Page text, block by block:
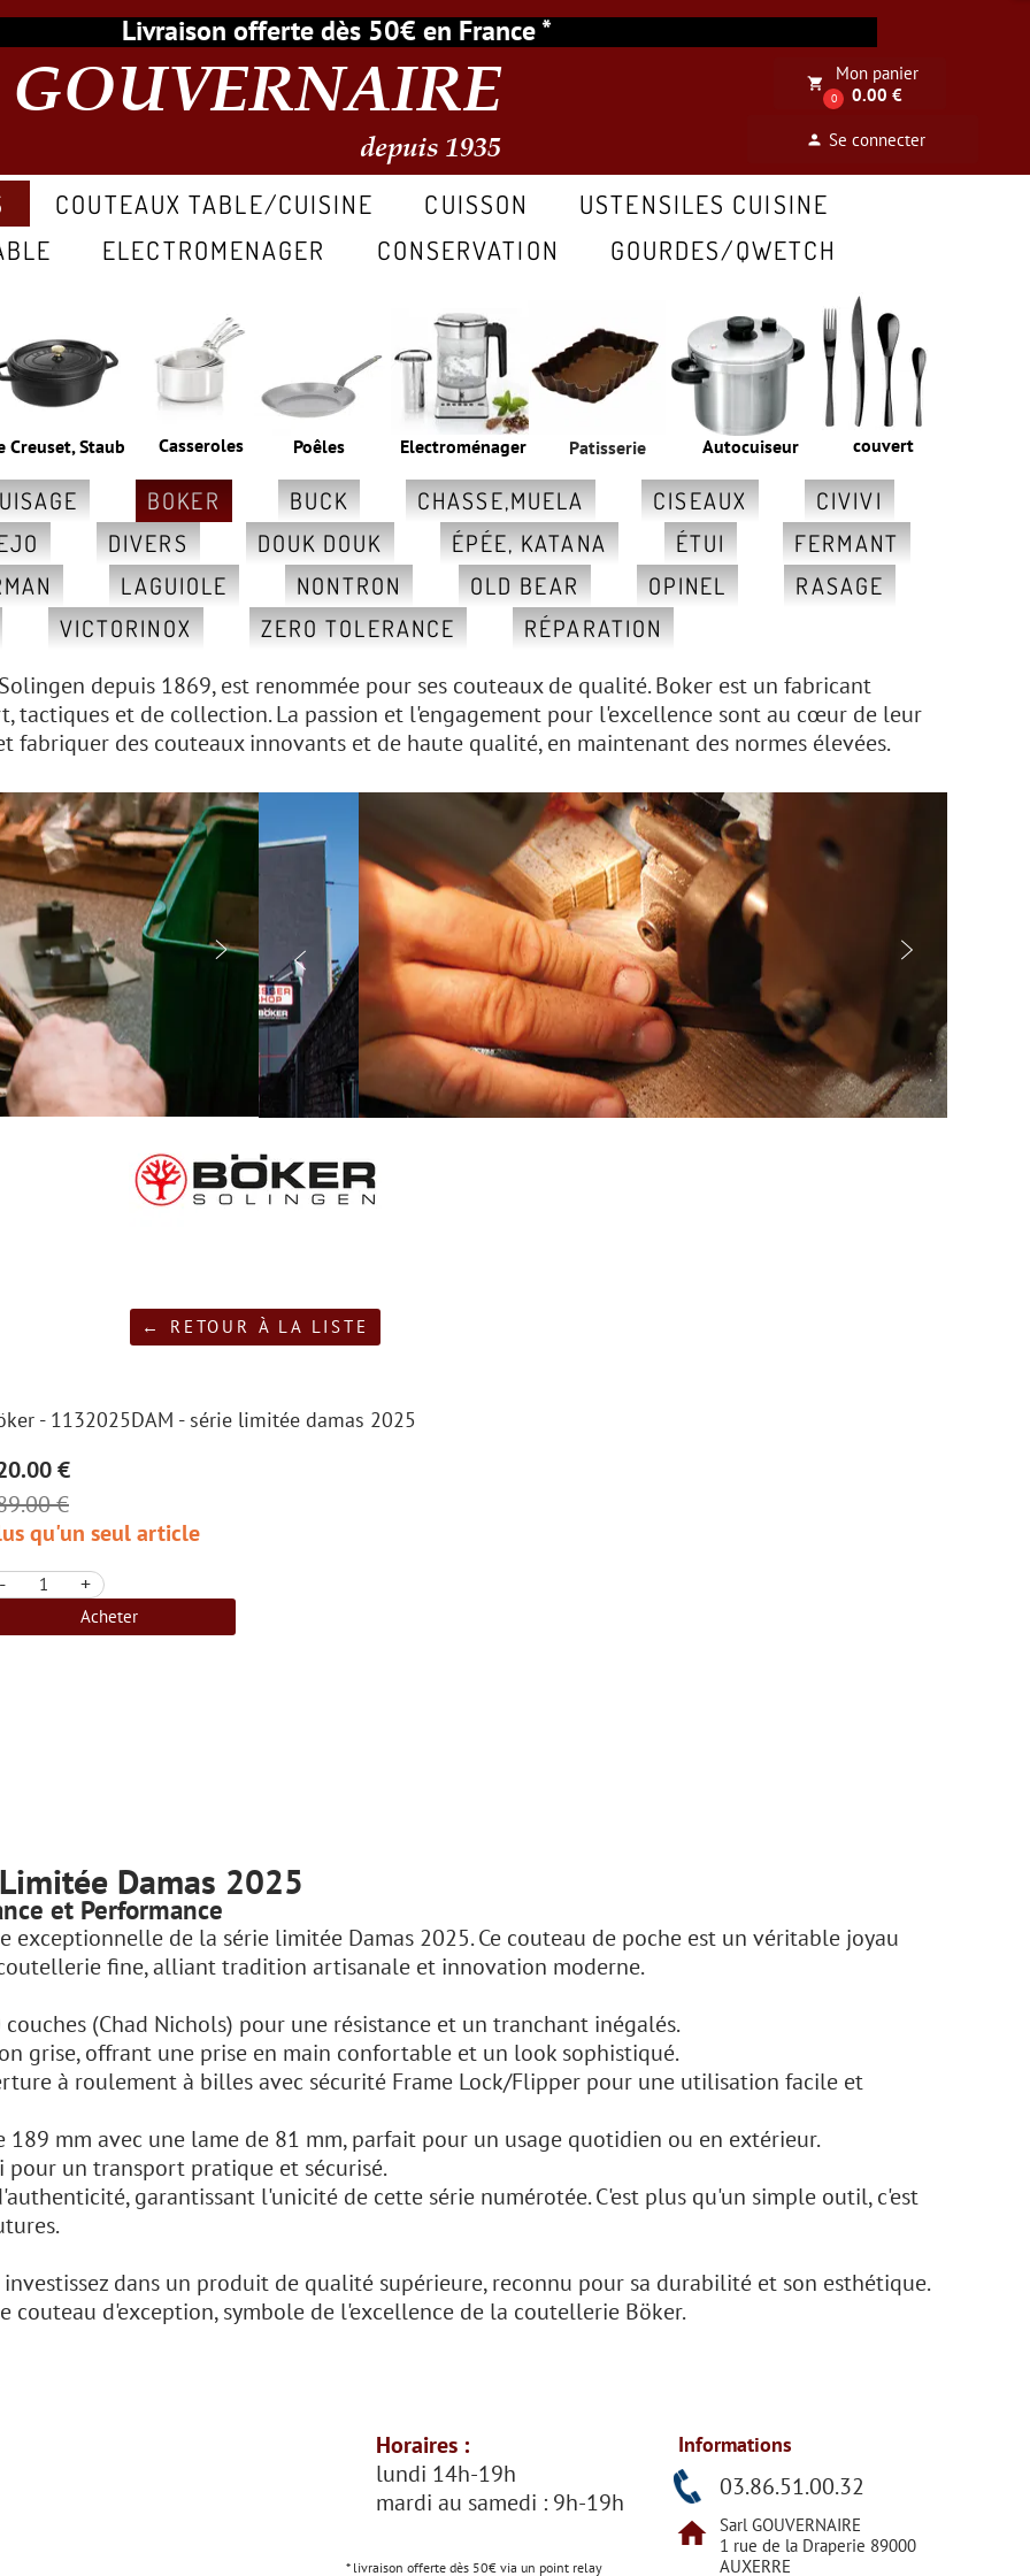
GOUVERNAIRE
depuis 1935
home Sarl GOUVERNAIRE
1 rue de la Draperie 89000
AUXERRE
Informations
BOKER BUCK CHASSE,MUELA CISEAUX
CIVIVI
DIVERS DOUK DOUK ÉPÉE, KATANA ÉTUI
FERMANT
LAGUIOLE NONTRON OLD BEAR OPINEL
RASAGE
VICTORINOX ZERO TOLERANCE RÉPARATION
person Se connecter
couvert
Creuset, Staub Electroménager
Poêles
Casseroles
Horaires :
lundi 14h-19h
mardi au samedi : 9h-19h
COUTEAUX TABLE/CUISINE CUISSON
USTENSILES CUISINE
ELECTROMENAGER CONSERVATION GOURDES/QWETCH
local_grocery_store
0
Mon panier
0.00 €
Livraison offerte dès 50€ en France *
* livraison offerte dès 50€ via un point relay
Patisserie Autocuiseur
03.86.51.00.32
depuis 1869, est renommée pour ses couteaux de qualité. Boker est un fabricant
tactiques et de collection. La passion et l'engagement pour l'excellence sont au cœur de leur
fabriquer des couteaux innovants et de haute qualité, en maintenant des normes élevées.
  
← RETOUR À LA LISTE
- 1132025DAM - série limitée damas 2025
€
€
qu'un seul article
- +
Acheter
Damas 2025
et Performance
exceptionnelle de la série limitée Damas 2025. Ce couteau de poche est un véritable joyau
fine, alliant tradition artisanale et innovation moderne.
couches (Chad Nichols) pour une résistance et un tranchant inégalés.
grise, offrant une prise en main confortable et un look sophistiqué.
à roulement à billes avec sécurité Frame Lock/Flipper pour une utilisation facile et
189 mm avec une lame de 81 mm, parfait pour un usage quotidien ou en extérieur.
pour un transport pratique et sécurisé.
garantissant l'unicité de cette série numérotée. C'est plus qu'un simple outil, c'est
dans un produit de qualité supérieure, reconnu pour sa durabilité et son esthétique.
couteau d'exception, symbole de l'excellence de la coutellerie Böker.